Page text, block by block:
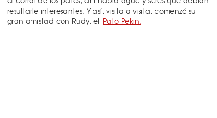
resultarle interesantes. Y así, visita a visita, comenzó su
gran amistad con Rudy, el Pato Pekin.